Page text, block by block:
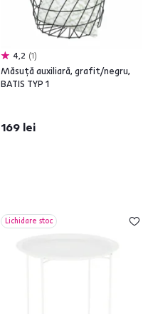
4,2 1
Măsuţă auxiliară, grafit/negru,
BATIS TYP 1
169 lei
Lichidare stoc